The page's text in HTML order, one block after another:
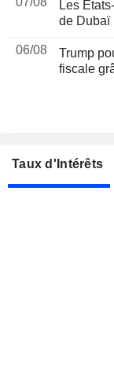
Les
de Dubaï
06/08
Trump
fiscale
Taux d'Intérêts